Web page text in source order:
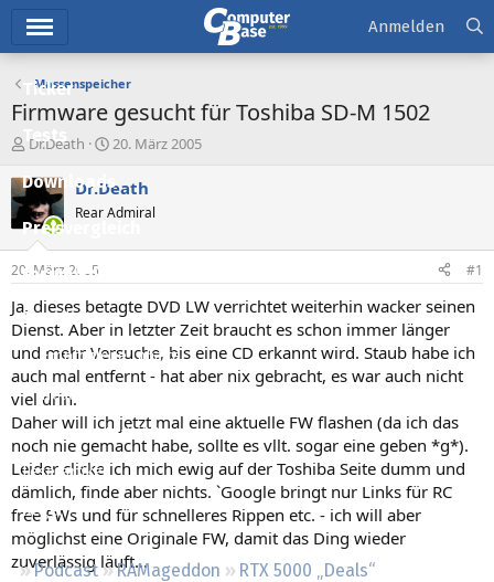
Ticker
Tests
Downloads
Preisvergleich
Forum
Aktuelles
Empfohlene Inhalte
Neue Beiträge
Neueste Aktivitäten
Leserartikel
Regeln
Podcast RAMageddon
RTX 5000 „Deals“
Anmelden
Massenspeicher
Firmware gesucht für Toshiba SD-M 1502
E
s
t
e
e
Dr.Death
E
s
e
t
a
m
20. März 2005
Dr.Death
Rear Admiral
20. März 2005 #1
Ja, dieses betagte DVD LW verrichtet weiterhin wacker seinen
Dienst. Aber in letzter Zeit braucht es schon immer länger
und mehr Versuche, bis eine CD erkannt wird. Staub habe ich
auch mal entfernt - hat aber nix gebracht, es war auch nicht
viel drin.
Daher will ich jetzt mal eine aktuelle FW flashen (da ich das
noch nie gemacht habe, sollte es vllt. sogar eine geben *g*).
Leider clicke ich mich ewig auf der Toshiba Seite dumm und
dämlich, finde aber nichts. `Google bringt nur Links für RC
free FWs und für schnelleres Rippen etc. - ich will aber
möglichst eine Originale FW, damit das Ding wieder
zuverlässig läuft...